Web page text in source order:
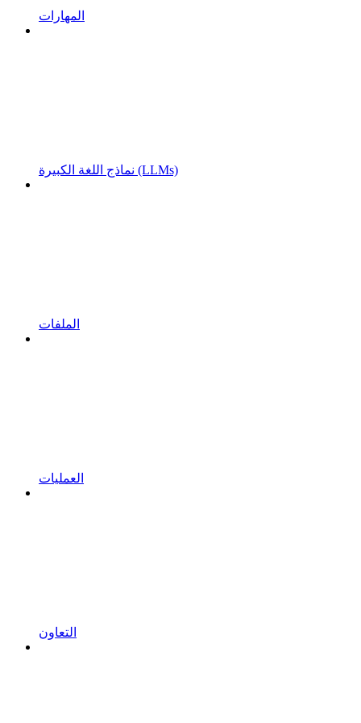
المهارات
نماذج اللغة الكبيرة (LLMs)
الملفات
العمليات
التعاون